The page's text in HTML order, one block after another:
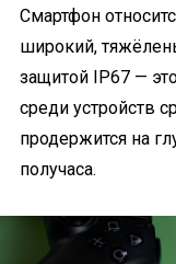
Смартфон
широкий,
защитой IP67 —
среди устройств
продержится на
получаса.